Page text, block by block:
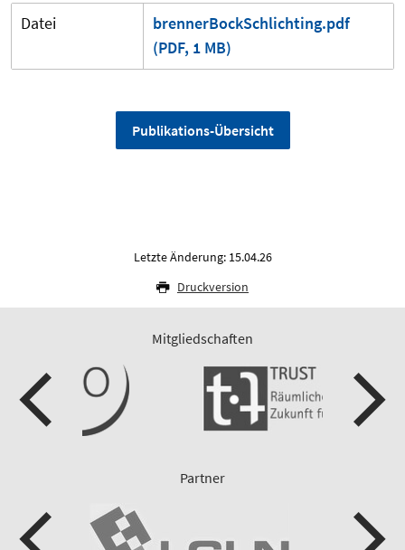
Datei
brennerBockSchlichting.pdf
(PDF, 1 MB)
Publikations-Übersicht
Letzte Änderung: 15.04.26
Druckversion
Mitgliedschaften
Partner